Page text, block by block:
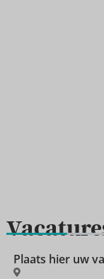
Plaats hier uw